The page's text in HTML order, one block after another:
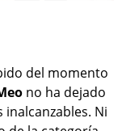
del momento
no ha dejado
Ni